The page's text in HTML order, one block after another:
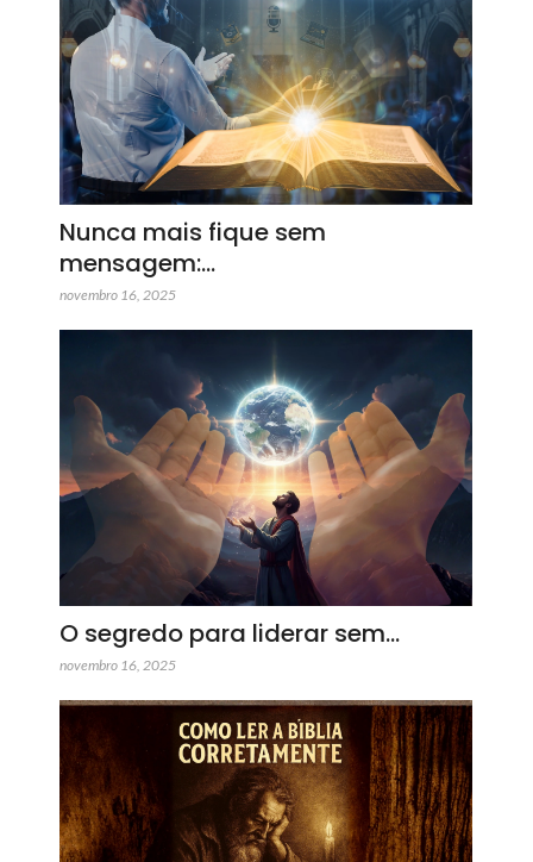
Nunca mais fique sem
mensagem:…
novembro 16, 2025
O segredo para liderar sem…
novembro 16, 2025